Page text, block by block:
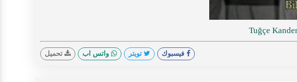
فيسبوك تويتر واتس اب تحميل